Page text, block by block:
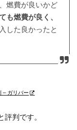
燃費が良いかど
も燃費が良く、
した良かったと
– ガリバー
評判です。